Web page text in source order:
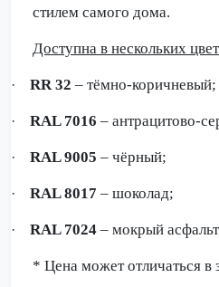
стилем самого дома.
Доступна в нескольких
· RR 32 – тёмно-коричневый;
· RAL 7016 – антрацитово-
· RAL 9005 – чёрный;
· RAL 8017 – шоколад;
· RAL 7024 – мокрый
* Цена может отличаться в